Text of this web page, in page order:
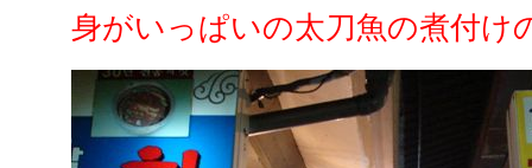
身がいっぱいの太刀魚の煮付け